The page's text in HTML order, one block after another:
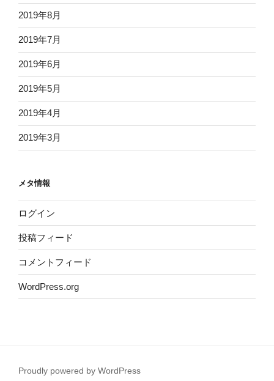
2019年8月
2019年7月
2019年6月
2019年5月
2019年4月
2019年3月
メタ情報
ログイン
投稿フィード
コメントフィード
WordPress.org
Proudly powered by WordPress